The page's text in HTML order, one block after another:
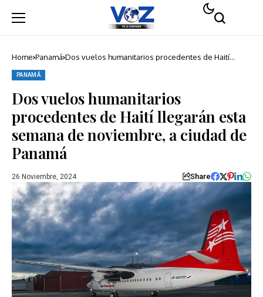
Home Panamá Dos vuelos humanitarios procedentes de Haití
PANAMÁ
Dos vuelos humanitarios
procedentes de Haití llegarán esta
semana de noviembre, a ciudad de
Panamá
26 Noviembre, 2024 Share